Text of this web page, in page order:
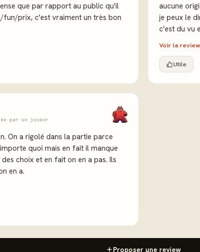
que par rapport au public qu'il
prix, c'est vraiment un très bon
par un joueur
On a rigolé dans la partie parce
quoi mais en fait il manque
choix et en fait on en a pas. Ils
en a.
aucune
je peux le
c'est du vu
Voir la
Utile
Proposer une review